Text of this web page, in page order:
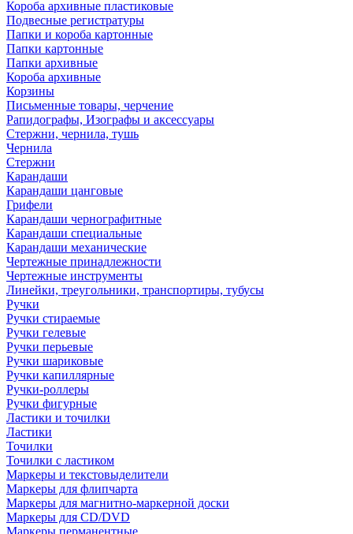
Короба архивные пластиковые
Подвесные регистратуры
Папки и короба картонные
Папки картонные
Папки архивные
Короба архивные
Корзины
Письменные товары, черчение
Рапидографы, Изографы и аксессуары
Стержни, чернила, тушь
Чернила
Стержни
Карандаши
Карандаши цанговые
Грифели
Карандаши чернографитные
Карандаши специальные
Карандаши механические
Чертежные принадлежности
Чертежные инструменты
Линейки, треугольники, транспортиры, тубусы
Ручки
Ручки стираемые
Ручки гелевые
Ручки перьевые
Ручки шариковые
Ручки капиллярные
Ручки-роллеры
Ручки фигурные
Ластики и точилки
Ластики
Точилки
Точилки с ластиком
Маркеры и текстовыделители
Маркеры для флипчарта
Маркеры для магнитно-маркерной доски
Маркеры для CD/DVD
Маркеры перманентные